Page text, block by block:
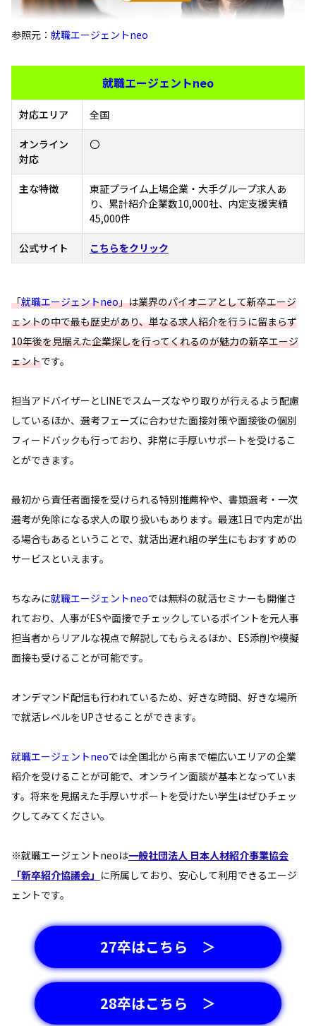
参照元： 就職エージェントneo
就職エージェントneo
対応エリア 全国
オンライン
対応
〇
主な特徴
東証プライム上場企業・大手グループ求人あ
り、累計紹介企業数10,000社、内定支援実績
45,000件
公式サイト こちらをクリック
「就職エージェントneo」は業界のパイオニアとして新卒エージ
ェントの中で最も歴史があり、単なる求人紹介を行うに留まらず
10年後を見据えた企業探しを行ってくれるのが魅力の新卒エージ
ェントです。
担当アドバイザーとLINEでスムーズなやり取りが行えるよう配慮
しているほか、選考フェーズに合わせた面接対策や面接後の個別
フィードバックも行っており、非常に手厚いサポートを受けるこ
とができます。
最初から責任者面接を受けられる特別推薦枠や、書類選考・一次
選考が免除になる求人の取り扱いもあります。最速1日で内定が出
る場合もあるということで、就活出遅れ組の学生にもおすすめの
サービスといえます。
ちなみに就職エージェントneoでは無料の就活セミナーも開催さ
れており、人事がESや面接でチェックしているポイントを元人事
担当者からリアルな視点で解説してもらえるほか、ES添削や模擬
面接も受けることが可能です。
オンデマンド配信も行われているため、好きな時間、好きな場所
で就活レベルをUPさせることができます。
就職エージェントneoでは全国北から南まで幅広いエリアの企業
紹介を受けることが可能で、オンライン面談が基本となっていま
す。将来を見据えた手厚いサポートを受けたい学生はぜひチェッ
クしてみてください。
※就職エージェントneoは一般社団法人 日本人材紹介事業協会
「新卒紹介協議会」 に所属しており、安心して利用できるエージ
ェントです。
27卒はこちら ＞
28卒はこちら ＞